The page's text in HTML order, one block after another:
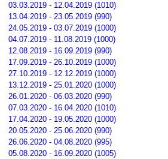
03.03.2019 - 12.04.2019 (1010)
13.04.2019 - 23.05.2019 (990)
24.05.2019 - 03.07.2019 (1000)
04.07.2019 - 11.08.2019 (1000)
12.08.2019 - 16.09.2019 (990)
17.09.2019 - 26.10.2019 (1000)
27.10.2019 - 12.12.2019 (1000)
13.12.2019 - 25.01.2020 (1000)
26.01.2020 - 06.03.2020 (990)
07.03.2020 - 16.04.2020 (1010)
17.04.2020 - 19.05.2020 (1000)
20.05.2020 - 25.06.2020 (990)
26.06.2020 - 04.08.2020 (995)
05.08.2020 - 16.09.2020 (1005)